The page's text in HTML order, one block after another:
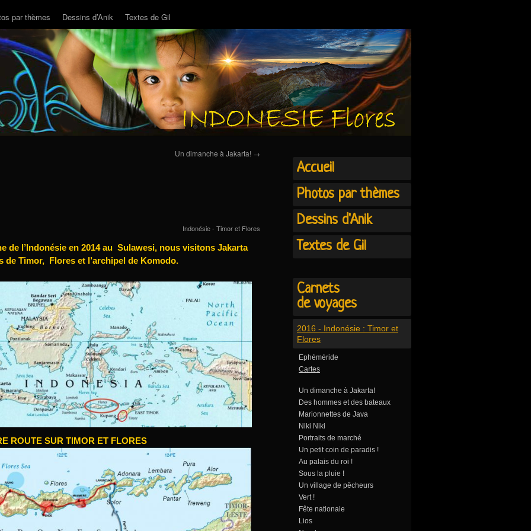
par thèmes Dessins d’Anik Textes de Gil
Un dimanche à Jakarta! →
Indonésie - Timor et Flores
de l’Indonésie en 2014 au Sulawesi, nous visitons Jakarta
de Timor, Flores et l’archipel de Komodo.
ROUTE SUR TIMOR ET FLORES
Accueil
Photos par thèmes
Dessins d'Anik
Textes de Gil
Carnets
de voyages
2016 - Indonésie : Timor et
Flores
Ephéméride
Cartes
Un dimanche à Jakarta!
Des hommes et des bateaux
Marionnettes de Java
Niki Niki
Portraits de marché
Un petit coin de paradis !
Au palais du roi !
Sous la pluie !
Un village de pêcheurs
Vert !
Fête nationale
Lios